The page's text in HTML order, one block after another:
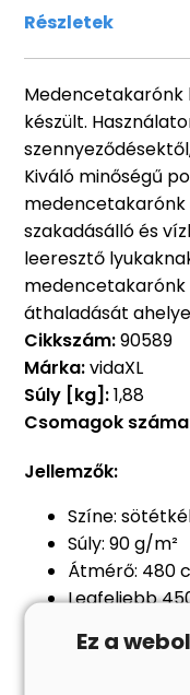
Részletek
Medencetakarónk
készült.
Kiváló minőségű
medencetakarónk
szakadásálló és
leeresztő
medencetakarónk
áthaladását
Cikkszám:90589
Márka:vidaXL
Súly [kg]:1,88
Csomagok
Jellemzők:
Színe:
Súly: 90 g/m²
Átmérő: 480
Legfeljebb
A közepén
Ez a